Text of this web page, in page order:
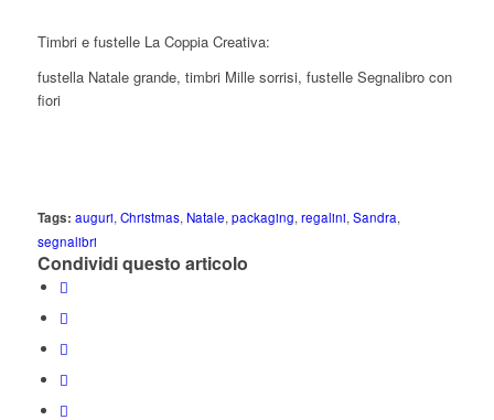
Timbri e fustelle La Coppia Creativa:
fustella Natale grande, timbri Mille sorrisi, fustelle Segnalibro con
fiori
Tags: auguri, Christmas, Natale, packaging, regalini, Sandra,
segnalibri
Condividi questo articolo